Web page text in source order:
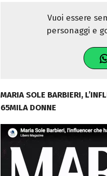
Vuoi essere
personaggi e
MARIA SOLE BARBIERI,
65MILA DONNE